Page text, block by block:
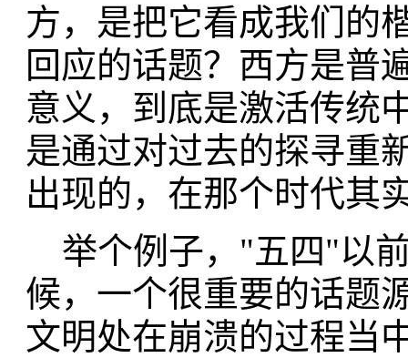
方，是把它看成我们的
回应的话题？西方是普
意义，到底是激活传统
是通过对过去的探寻重
出现的，在那个时代其
举个例子，"五四"以
候，一个很重要的话题
文明处在崩溃的过程当